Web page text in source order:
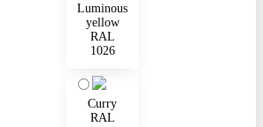
Luminous
yellow
RAL
1026
Curry
RAL